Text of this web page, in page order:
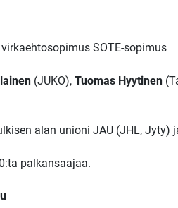
SOTE-sopimus
(JUKO), Tuomas Hyytinen
alan unioni JAU (JHL,
palkansaajaa.